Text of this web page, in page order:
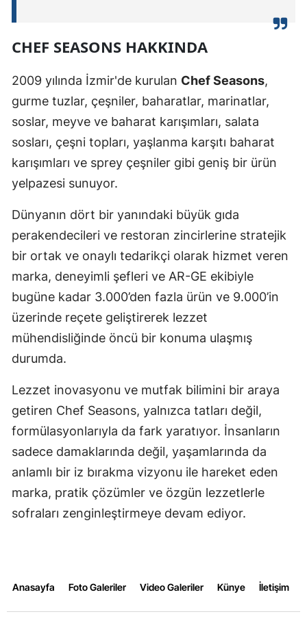
CHEF SEASONS HAKKINDA
2009 yılında İzmir'de kurulan Chef Seasons,
gurme tuzlar, çeşniler, baharatlar, marinatlar,
soslar, meyve ve baharat karışımları, salata
sosları, çeşni topları, yaşlanma karşıtı baharat
karışımları ve sprey çeşniler gibi geniş bir ürün
yelpazesi sunuyor.
Dünyanın dört bir yanındaki büyük gıda
perakendecileri ve restoran zincirlerine stratejik
bir ortak ve onaylı tedarikçi olarak hizmet veren
marka, deneyimli şefleri ve AR-GE ekibiyle
bugüne kadar 3.000’den fazla ürün ve 9.000’in
üzerinde reçete geliştirerek lezzet
mühendisliğinde öncü bir konuma ulaşmış
durumda.
Lezzet inovasyonu ve mutfak bilimini bir araya
getiren Chef Seasons, yalnızca tatları değil,
formülasyonlarıyla da fark yaratıyor. İnsanların
sadece damaklarında değil, yaşamlarında da
anlamlı bir iz bırakma vizyonu ile hareket eden
marka, pratik çözümler ve özgün lezzetlerle
sofraları zenginleştirmeye devam ediyor.
Anasayfa Foto Galeriler Video Galeriler Künye İletişim